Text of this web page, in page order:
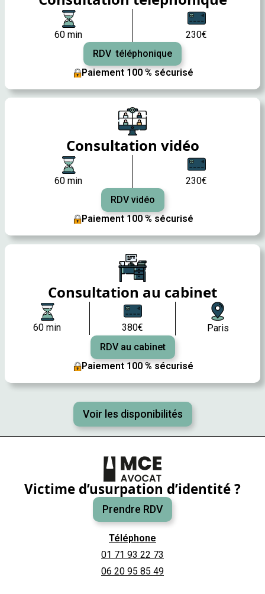
60 min
230€
RDV téléphonique
Paiement 100 % sécurisé
Consultation vidéo
60 min
230€
RDV vidéo
Paiement 100 % sécurisé
Consultation au cabinet
60 min 380€
Paris
RDV au cabinet
Paiement 100 % sécurisé
Voir les disponibilités
Victime d’usurpation d’identité ?
Prendre RDV
Téléphone
01 71 93 22 73
06 20 95 85 49